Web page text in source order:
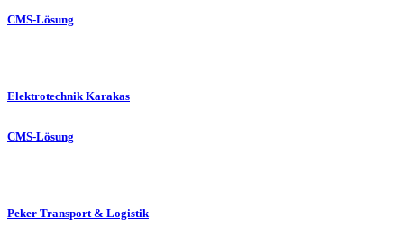
CMS-Lösung
Elektrotechnik Karakas
CMS-Lösung
Peker Transport & Logistik